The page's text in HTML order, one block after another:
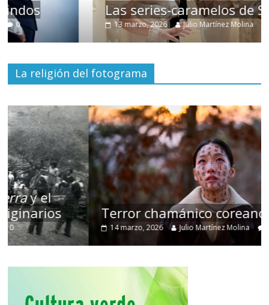
Las series-caramelos de Shondaland
13 marzo, 2026 Julio Martínez Molina 0
La religión del fotograma
Terror chamánico coreano
14 marzo, 2026 Julio Martínez Molina 0